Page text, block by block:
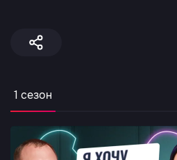
1 сезон